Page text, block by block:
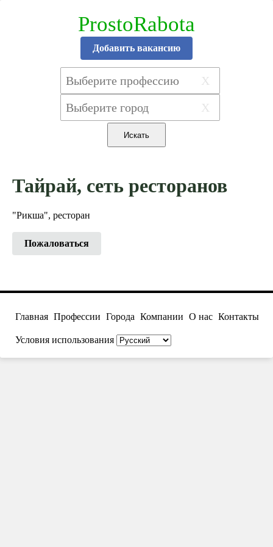
ProstoRabota
Добавить вакансию
X
X
Тайрай, сеть ресторанов
"Рикша", ресторан
Пожаловаться
Главная Профессии Города Компании О нас Контакты
Условия использования